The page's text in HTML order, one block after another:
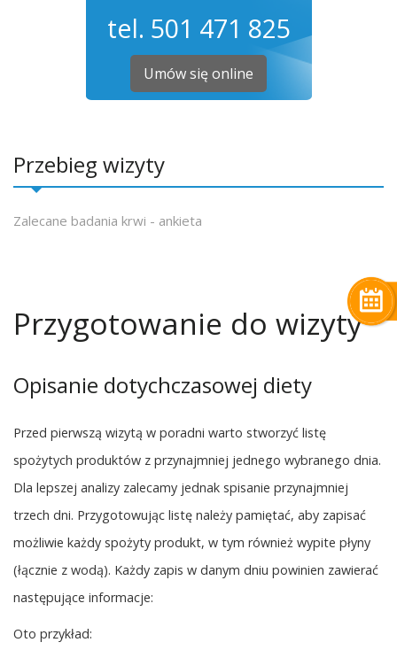
tel. 501 471 825
Umów się online
Przebieg wizyty
Zalecane badania krwi - ankieta
Przygotowanie do wizyty
Opisanie dotychczasowej diety
Przed pierwszą wizytą w poradni warto stworzyć listę
spożytych produktów z przynajmniej jednego wybranego dnia.
Dla lepszej analizy zalecamy jednak spisanie przynajmniej
trzech dni. Przygotowując listę należy pamiętać, aby zapisać
możliwie każdy spożyty produkt, w tym również wypite płyny
(łącznie z wodą). Każdy zapis w danym dniu powinien zawierać
następujące informacje:
Oto przykład: